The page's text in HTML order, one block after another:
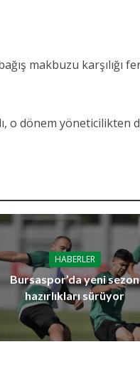
makbuzu karşılığı
o dönem yöneticilikten
HABERLER
Bursaspor’da yeni sezon
hazırlıkları sürüyor